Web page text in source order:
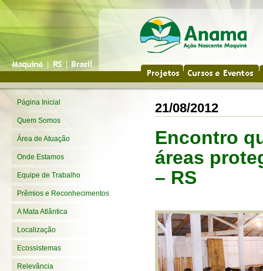
Página Inicial
Quem Somos
Área de Atuação
Onde Estamos
Equipe de Trabalho
Prêmios e Reconhecimentos
A Mata Atlântica
Localização
Ecossistemas
Relevância
21/08/2012
Encontro
áreas
– RS